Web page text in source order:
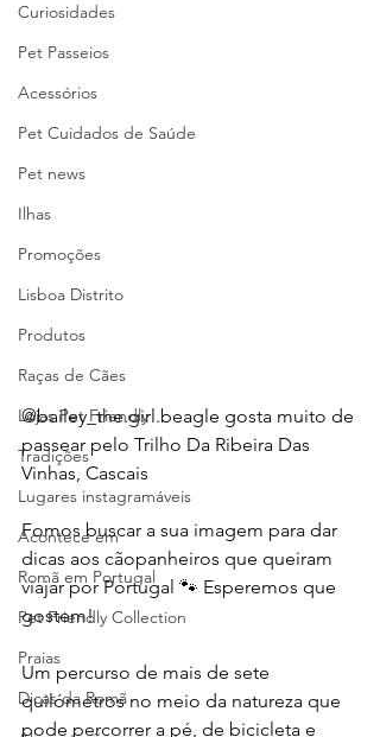
Curiosidades
Pet Passeios
Acessórios
Pet Cuidados de Saúde
Pet news
Ilhas
Promoções
Lisboa Distrito
Produtos
Raças de Cães
Lojas Pet Friendly
Tradições
Lugares instagramáveis
Acontece em
Romã em Portugal
Pet Friendly Collection
Praias
Dicas da Romã
@bailey_the.girl.beagle gosta muito de
passear pelo Trilho Da Ribeira Das
Vinhas, Cascais
Fomos buscar a sua imagem para dar
dicas aos cãopanheiros que queiram
viajar por Portugal 🐾 Esperemos que
gostem!
Um percurso de mais de sete
quilómetros no meio da natureza que
pode percorrer a pé, de bicicleta e